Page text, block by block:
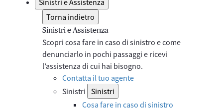
Torna indietro
Sinistri e Assistenza
Scopri cosa fare in caso di sinistro e come
denunciarlo in pochi passaggi e ricevi
l’assistenza di cui hai bisogno.
Contatta il tuo agente
Sinistri Sinistri
Cosa fare in caso di sinistro